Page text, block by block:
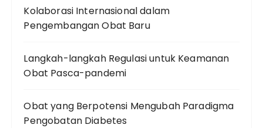
Kolaborasi Internasional dalam
Pengembangan Obat Baru
Langkah-langkah Regulasi untuk Keamanan
Obat Pasca-pandemi
Obat yang Berpotensi Mengubah Paradigma
Pengobatan Diabetes